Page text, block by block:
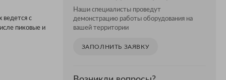
ведется с
пиковые и
Наши специалисты проведут
демонстрацию работы оборудования на
вашей территории
ЗАПОЛНИТЬ ЗАЯВКУ